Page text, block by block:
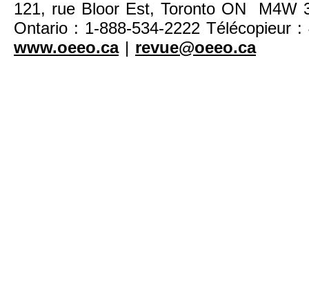
121, rue Bloor Est, Toronto ON M4W
Ontario : 1-888-534-2222 Télécopieur :
www.oeeo.ca| revue@oeeo.ca